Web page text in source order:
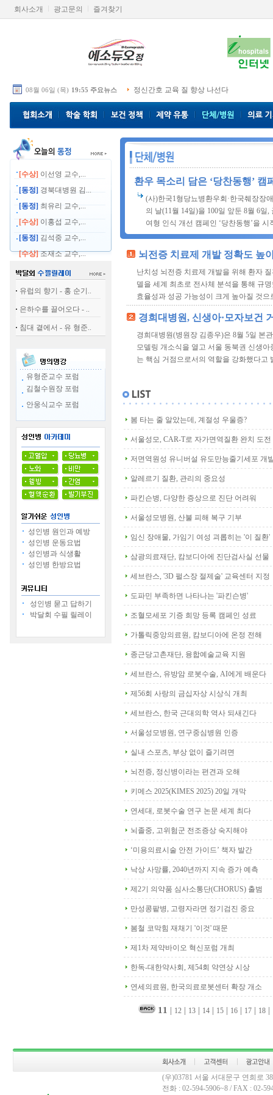
회사소개 광고문의 즐겨찾기
08월 06일 (목) 19:55 주요뉴스 정신간호 교육 질 향상 나선다
[수상] 이선영 교수,...
[동정] 경북대병원 김...
[동정] 최유리 교수,...
[수상] 이홍섭 교수,...
[동정] 김석중 교수,...
[수상]조재소 교수,...
유럽의 향기 - 홍 순기..
은하수를 끌어오다 - ..
침대 곁에서 - 유 형준..
유형준교수 포럼
김철수원장 포럼
안웅식교수 포럼
성인병 원인과 예방
성인병 운동요법
성인병과 식생활
성인병 한방요법
성인병 묻고 답하기
박달회 수필 릴레이
환우 목소리 담은 ‘당찬동행’ 캠
(사)한국1형당뇨병환우회·한국췌장장
의 날(11월 14일)을 100일 앞둔 8월 6
여형 인식 개선 캠페인 ‘당찬동행’을 시
뇌전증 치료제 개발 정확도 높
난치성 뇌전증 치료제 개발을 위해 환자
델을 세계 최초로 전사체 분석을 통해 규
효율성과 성공 가능성이 크게 높아질 것으
경희대병원, 신생아·모자보건
경희대병원(병원장 김종우)은 8월 5일 본
모델링 개소식을 열고 서울 동북권 신생
는 핵심 거점으로서의 역할을 강화했다고
봄 타는 줄 알았는데, 계절성 우울증?
서울성모, CAR-T로 자가면역질환 완치 도전
저면역원성 유니버설 유도만능줄기세포 개
알레르기 질환, 관리의 중요성
파킨슨병, 다양한 증상으로 진단 어려워
서울성모병원, 산불 피해 복구 기부
임신 장애물, 가임기 여성 괴롭히는 '이 질환'
삼광의료재단, 캄보디아에 진단검사실 선물
세브란스, '3D 펄스장 절제술' 교육센터 지정
도파민 부족하면 나타나는 '파킨슨병'
조혈모세포 기증 희망 등록 캠페인 성료
가톨릭중앙의료원, 캄보디아에 온정 전해
종근당고촌재단, 융합예술교육 지원
세브란스, 유방암 로봇수술, AI에게 배운다
제56회 사랑의 금십자상 시상식 개최
세브란스, 한국 근대의학 역사 되새긴다
서울성모병원, 연구중심병원 인증
실내 스포츠, 부상 없이 즐기려면
뇌전증, 정신병이라는 편견과 오해
키메스 2025(KIMES 2025) 20일 개막
연세대, 로봇수술 연구 논문 세계 최다
뇌졸중, 고위험군 전조증상 숙지해야
‘미용의료시술 안전 가이드’ 책자 발간
낙상 사망률, 2040년까지 지속 증가 예측
제2기 의약품 심사소통단(CHORUS) 출범
만성콩팥병, 고령자라면 정기검진 중요
봄철 코막힘 재채기 '이것' 때문
제1차 제약바이오 혁신포럼 개최
한독-대한약사회, 제54회 약연상 시상
연세의료원, 한국의료로봇센터 확장 개소
11 | 12| 13| 14| 15| 16| 17| 18|
(우)03781 서울 서대문구 연희로
전화 : 02-594-5906~8 / FAX : 02-